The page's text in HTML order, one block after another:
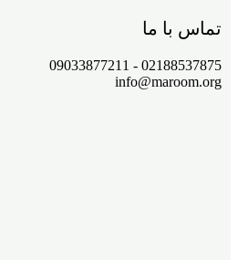
تماس با ما
02188537875 - 09033877211
info@maroom.org